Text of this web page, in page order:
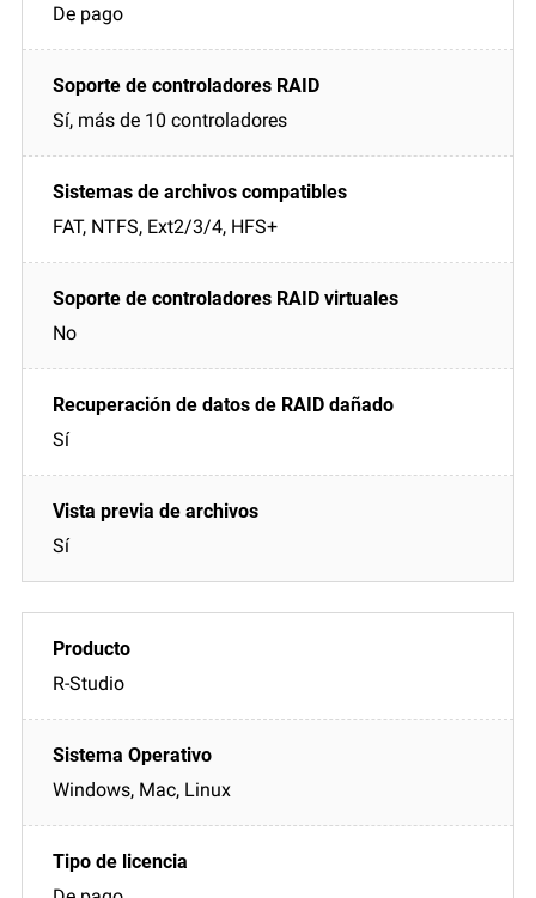
De pago
Sí, más de 10 controladores
FAT, NTFS, Ext2/3/4, HFS+
No
Sí
Sí
R-Studio
Windows, Mac, Linux